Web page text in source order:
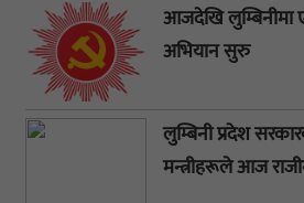
आजदेखि लुम्बिनीमा
अभियान सुरु
लुम्बिनी प्रदेश
मन्त्रीहरूले आज